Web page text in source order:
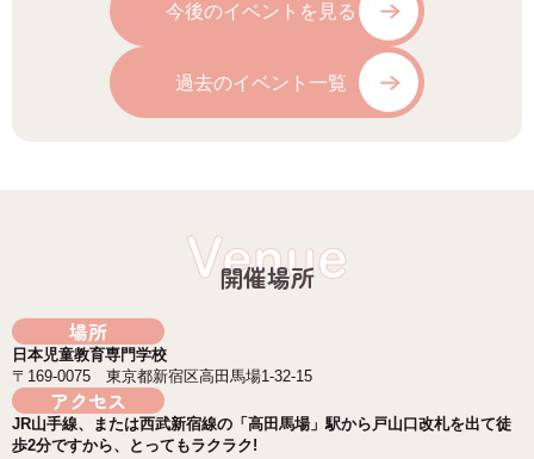
今後のイベントを見る
過去のイベント一覧
Venue
開催場所
場所
日本児童教育専門学校
〒169-0075 東京都新宿区高田馬場1-32-15
アクセス
JR山手線、または西武新宿線の「高田馬場」駅から戸山口改札を出て徒
歩2分ですから、とってもラクラク!